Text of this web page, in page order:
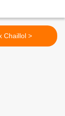
Vieux Chaillol >